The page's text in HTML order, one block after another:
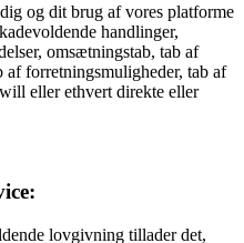
og dit brug af vores platforme
handlinger,
omsætningstab, tab af
forretningsmuligheder, tab af
eller ethvert direkte eller
lovgivning tillader det,